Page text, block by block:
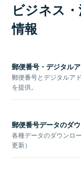
ビジネス
情報
郵便番号・デジタル
郵便番号とデジタルア
を提供。
郵便番号データのダ
各種データのダウンロ
更新）